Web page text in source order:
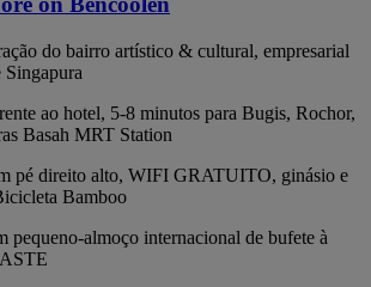
do bairro artístico & cultural, empresarial
Singapura
ao hotel, 5-8 minutos para Bugis, Rochor,
Basah MRT Station
pé direito alto, WIFI GRATUITO, ginásio e
Bamboo
pequeno-almoço internacional de bufete à